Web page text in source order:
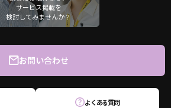
サービス掲載を
検討してみませんか？
お問い合わせ
よくある質問